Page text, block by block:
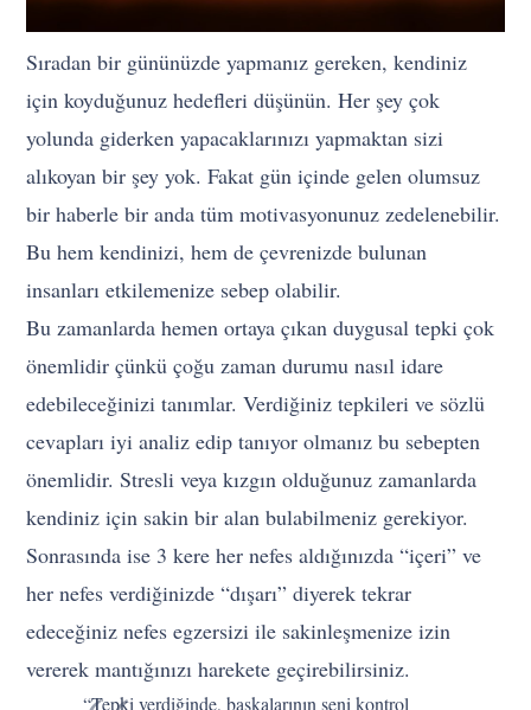
Sıradan bir gününüzde yapmanız gereken, kendiniz
için koyduğunuz hedefleri düşünün. Her şey çok
yolunda giderken yapacaklarınızı yapmaktan sizi
alıkoyan bir şey yok. Fakat gün içinde gelen olumsuz
bir haberle bir anda tüm motivasyonunuz zedelenebilir.
Bu hem kendinizi, hem de çevrenizde bulunan
insanları etkilemenize sebep olabilir.
Bu zamanlarda hemen ortaya çıkan duygusal tepki çok
önemlidir çünkü çoğu zaman durumu nasıl idare
edebileceğinizi tanımlar. Verdiğiniz tepkileri ve sözlü
cevapları iyi analiz edip tanıyor olmanız bu sebepten
önemlidir. Stresli veya kızgın olduğunuz zamanlarda
kendiniz için sakin bir alan bulabilmeniz gerekiyor.
Sonrasında ise 3 kere her nefes aldığınızda “içeri” ve
her nefes verdiğinizde “dışarı” diyerek tekrar
edeceğiniz nefes egzersizi ile sakinleşmenize izin
vererek mantığınızı harekete geçirebilirsiniz.
“Tepki verdiğinde, başkalarının seni kontrol